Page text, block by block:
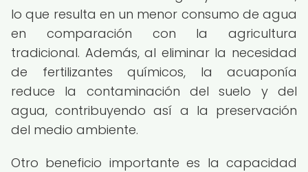
lo que resulta en un menor consumo de agua
en comparación con la agricultura
tradicional. Además, al eliminar la necesidad
de fertilizantes químicos, la acuaponía
reduce la contaminación del suelo y del
agua, contribuyendo así a la preservación
del medio ambiente.
Otro beneficio importante es la capacidad